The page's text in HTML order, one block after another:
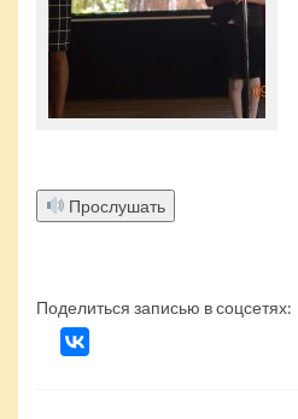
Прослушать
Поделиться записью в соцсетях: